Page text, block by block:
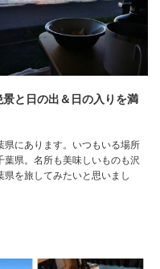
と日の出＆日の入りを満
県にあります。いつもいる場所
県。名所も美味しいものも沢
を旅してみたいと思いまし